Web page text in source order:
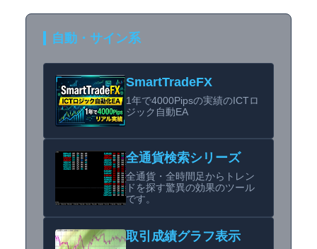
自動・サイン系
SmartTradeFX
1年で4000Pipsの実績のICTロ
ジック自動EA
全通貨検索シリーズ
全通貨・全時間足からトレン
ドを探す驚異の効果のツール
です。
取引成績グラフ表示